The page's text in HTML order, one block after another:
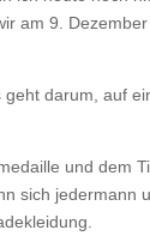
am 9.
darum, auf
und dem
sich jedermann